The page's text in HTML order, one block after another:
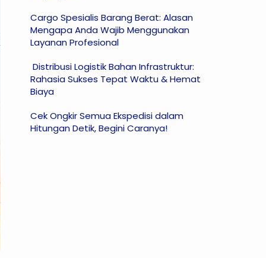
Cargo Spesialis Barang Berat: Alasan
Mengapa Anda Wajib Menggunakan
Layanan Profesional
Distribusi Logistik Bahan Infrastruktur:
Rahasia Sukses Tepat Waktu & Hemat
Biaya
Cek Ongkir Semua Ekspedisi dalam
Hitungan Detik, Begini Caranya!